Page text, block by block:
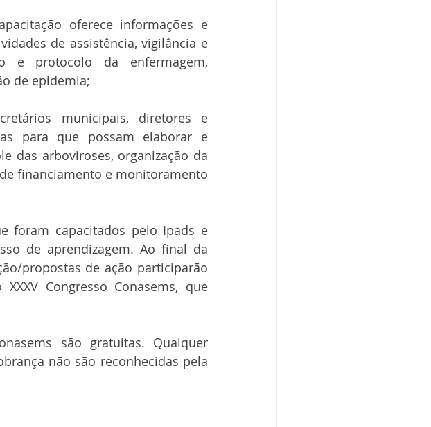
oferece informações e
de assistência, vigilância e
e protocolo da enfermagem,
de epidemia;
municipais, diretores e
para que possam elaborar e
das arboviroses, organização da
financiamento e monitoramento
foram capacitados pelo Ipads e
de aprendizagem. Ao final da
propostas de ação participarão
Congresso Conasems, que
são gratuitas. Qualquer
não são reconhecidas pela